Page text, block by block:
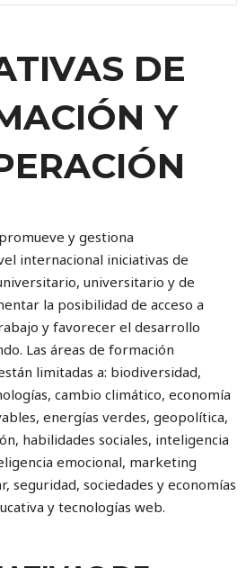
DE
Y
y gestiona
internacional iniciativas de
universitario y de
la posibilidad de acceso a
y favorecer el desarrollo
Las áreas de formación
limitadas a: biodiversidad,
cambio climático, economía
energías verdes, geopolítica,
habilidades sociales, inteligencia
emocional, marketing
seguridad, sociedades y economías
y tecnologías web.